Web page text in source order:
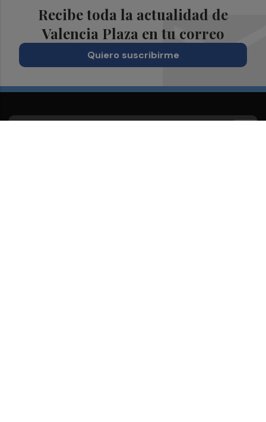
Recibe toda la actualidad de
Valencia Plaza en tu correo
Quiero suscribirme